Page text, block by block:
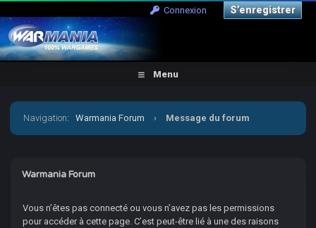
Connexion S’enregistrer
Menu
Navigation:Warmania Forum › Message du forum
Warmania Forum
Vous n’êtes pas connecté ou vous n’avez pas les permissions
pour accéder à cette page. C’est peut-être lié à une des raisons